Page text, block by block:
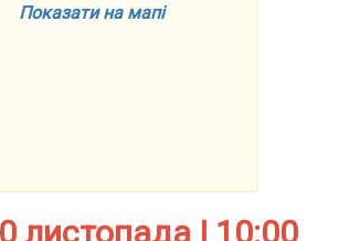
Показати на мапі
листопада | 10:00